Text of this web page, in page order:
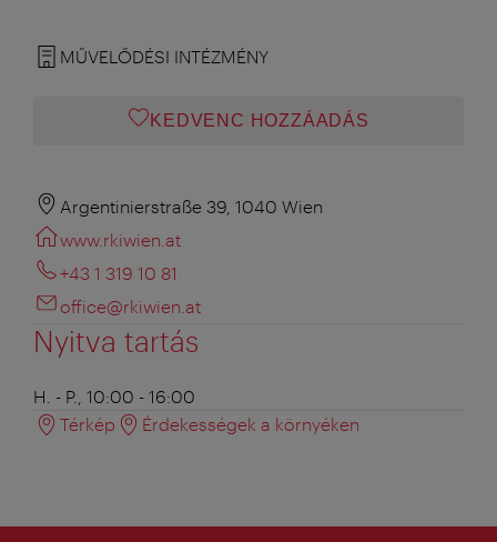
MŰVELŐDÉSI INTÉZMÉNY
KEDVENC HOZZÁADÁS
Argentinierstraße 39, 1040 Wien
www.rkiwien.at
+43 1 319 10 81
office@rkiwien.at
Nyitva tartás
H. - P., 10:00 - 16:00
Térkép
Érdekességek a környéken